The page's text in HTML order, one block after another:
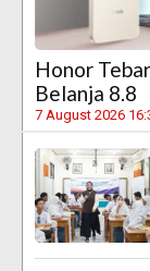
Honor
Belanja 8.8
7 August 2026